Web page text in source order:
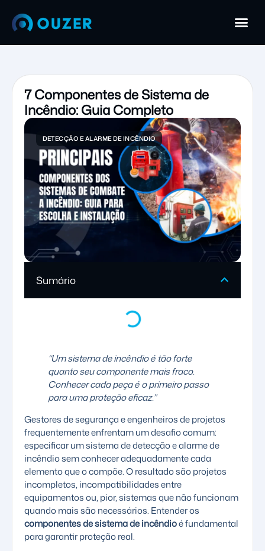
7 Componentes de Sistema de
Incêndio: Guia Completo
DETECÇÃO E ALARME DE INCÊNDIO
Sumário
“Um sistema de incêndio é tão forte
quanto seu componente mais fraco.
Conhecer cada peça é o primeiro passo
para uma proteção eficaz.”
Gestores de segurança e engenheiros de projetos
frequentemente enfrentam um desafio comum:
especificar um sistema de detecção e alarme de
incêndio sem conhecer adequadamente cada
elemento que o compõe. O resultado são projetos
incompletos, incompatibilidades entre
equipamentos ou, pior, sistemas que não funcionam
quando mais são necessários. Entender os
componentes de sistema de incêndioé fundamental
para garantir proteção real.